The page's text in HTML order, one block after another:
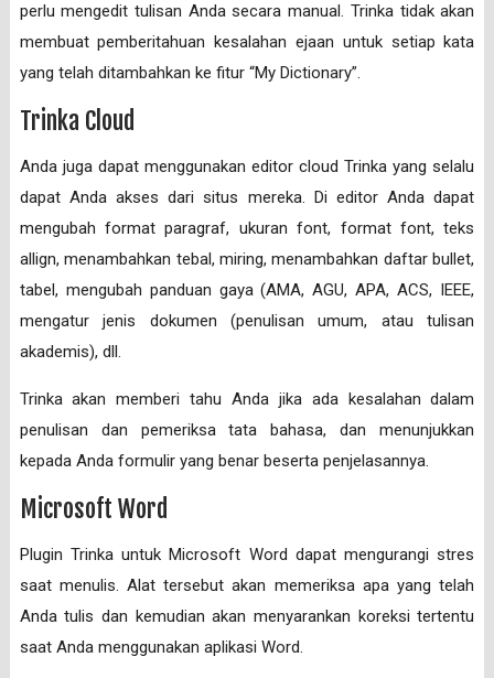
perlu mengedit tulisan Anda secara manual. Trinka tidak akan
membuat pemberitahuan kesalahan ejaan untuk setiap kata
yang telah ditambahkan ke fitur “My Dictionary”.
Trinka Cloud
Anda juga dapat menggunakan editor cloud Trinka yang selalu
dapat Anda akses dari situs mereka. Di editor Anda dapat
mengubah format paragraf, ukuran font, format font, teks
allign, menambahkan tebal, miring, menambahkan daftar bullet,
tabel, mengubah panduan gaya (AMA, AGU, APA, ACS, IEEE,
mengatur jenis dokumen (penulisan umum, atau tulisan
akademis), dll.
Trinka akan memberi tahu Anda jika ada kesalahan dalam
penulisan dan pemeriksa tata bahasa, dan menunjukkan
kepada Anda formulir yang benar beserta penjelasannya.
Microsoft Word
Plugin Trinka untuk Microsoft Word dapat mengurangi stres
saat menulis. Alat tersebut akan memeriksa apa yang telah
Anda tulis dan kemudian akan menyarankan koreksi tertentu
saat Anda menggunakan aplikasi Word.